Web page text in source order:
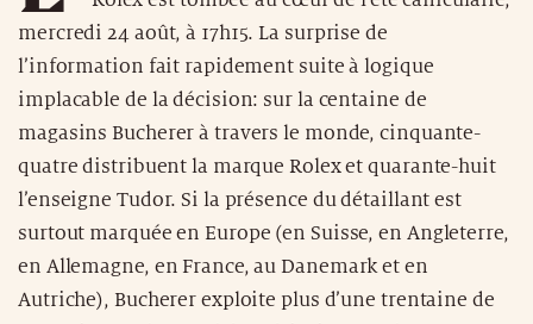
mercredi 24 août, à 17h15. La surprise de
l’information fait rapidement suite à logique
implacable de la décision: sur la centaine de
magasins Bucherer à travers le monde, cinquante-
quatre distribuent la marque Rolex et quarante-huit
l’enseigne Tudor. Si la présence du détaillant est
surtout marquée en Europe (en Suisse, en Angleterre,
en Allemagne, en France, au Danemark et en
Autriche), Bucherer exploite plus d’une trentaine de